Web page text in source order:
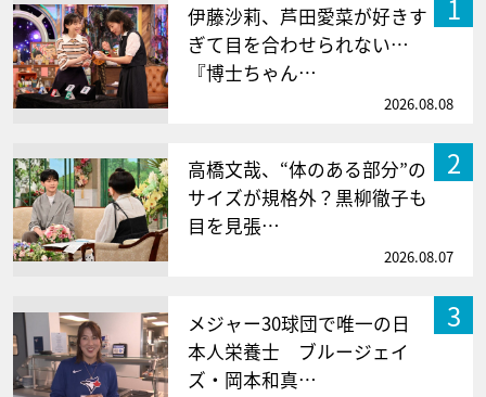
1
伊藤沙莉、芦田愛菜が好きす
ぎて目を合わせられない…
『博士ちゃん…
2026.08.08
2
高橋文哉、“体のある部分”の
サイズが規格外？黒柳徹子も
目を見張…
2026.08.07
3
メジャー30球団で唯一の日
本人栄養士 ブルージェイ
ズ・岡本和真…